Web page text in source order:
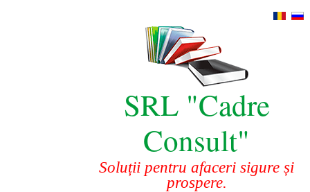
SRL "Cadre
Consult"
Soluții pentru afaceri sigure și
prospere.